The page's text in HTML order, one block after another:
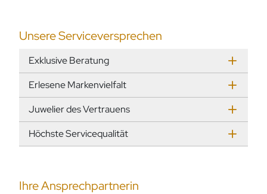
Ihre Ansprechpartnerin
Unsere Serviceversprechen
Exklusive Beratung
Erlesene Markenvielfalt
Juwelier des Vertrauens
Höchste Servicequalität